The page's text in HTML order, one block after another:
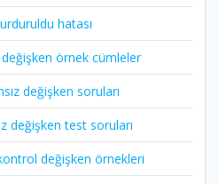
hatası
değişken örnek cümleler
değişken soruları
değişken test soruları
kontrol değişken örnekleri